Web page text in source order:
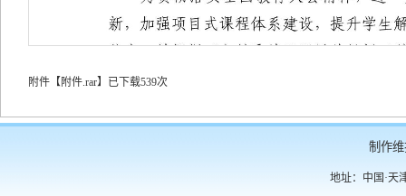
附件【 附件.rar】 已下载539次
制作
地址：中国·天